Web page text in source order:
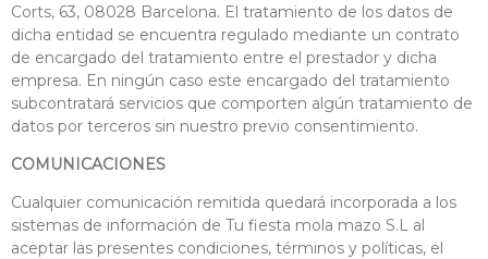
Corts, 63, 08028 Barcelona. El tratamiento de los datos de
dicha entidad se encuentra regulado mediante un contrato
de encargado del tratamiento entre el prestador y dicha
empresa. En ningún caso este encargado del tratamiento
subcontratará servicios que comporten algún tratamiento de
datos por terceros sin nuestro previo consentimiento.
COMUNICACIONES
Cualquier comunicación remitida quedará incorporada a los
sistemas de información de Tu fiesta mola mazo S.L al
aceptar las presentes condiciones, términos y políticas, el